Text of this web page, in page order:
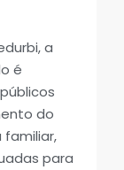
a
é
do
para